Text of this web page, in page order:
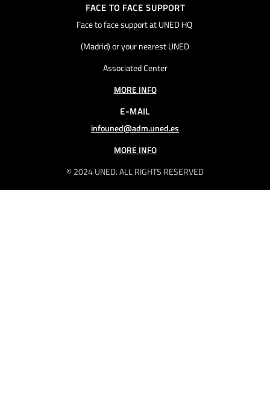
© 2024 UNED. ALL RIGHTS RESERVED
FACE TO FACE SUPPORT
Face to face support at UNED HQ
(Madrid) or your nearest UNED
Associated Center
MORE INFO
E-MAIL
infouned@adm.uned.es
MORE INFO